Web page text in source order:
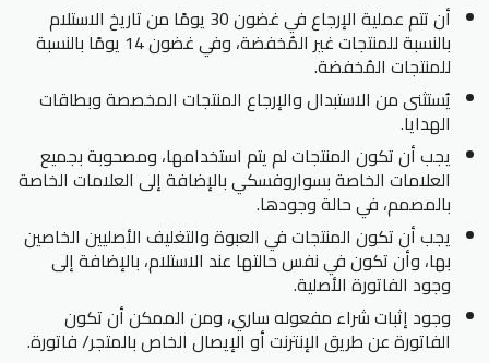
أن تتم عملية الإرجاع في غضون 30 يومًا من تاريخ الاستلام
بالنسبة للمنتجات غير المُخفضة، وفي غضون 14 يومًا بالنسبة
للمنتجات المُخفضة.
يُستثنى من الاستبدال والإرجاع المنتجات المخصصة وبطاقات
الهدايا.
يجب أن تكون المنتجات لم يتم استخدامها، ومصحوبة بجميع
العلامات الخاصة بسواروفسكي بالإضافة إلى العلامات الخاصة
بالمصمم، في حالة وجودها.
يجب أن تكون المنتجات في العبوة والتغليف الأصليين الخاصين
بها، وأن تكون في نفس حالتها عند الاستلام، بالإضافة إلى
وجود الفاتورة الأصلية.
وجود إثبات شراء مفعوله ساري، ومن الممكن أن تكون
الفاتورة عن طريق الإنترنت أو الإيصال الخاص بالمتجر/ فاتورة.